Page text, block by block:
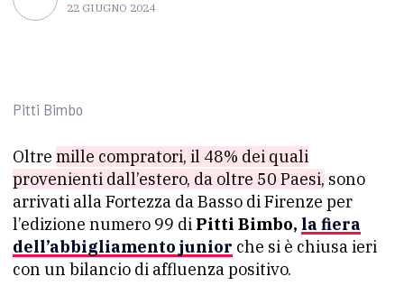
22 GIUGNO 2024
Pitti Bimbo
Oltre mille compratori, il 48% dei quali
provenienti dall’estero, da oltre 50 Paesi, sono
arrivati alla Fortezza da Basso di Firenze per
l’edizione numero 99 di Pitti Bimbo, la fiera
dell’abbigliamento junior che si è chiusa ieri
con un bilancio di affluenza positivo.